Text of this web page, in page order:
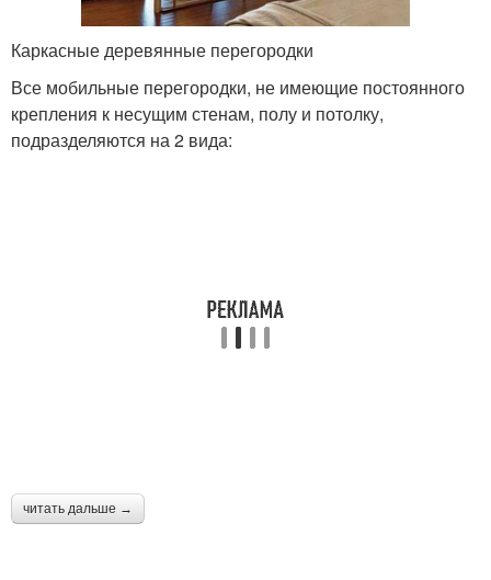
Каркасные деревянные перегородки
Все мобильные перегородки, не имеющие постоянного
крепления к несущим стенам, полу и потолку,
подразделяются на 2 вида:
читать дальше →